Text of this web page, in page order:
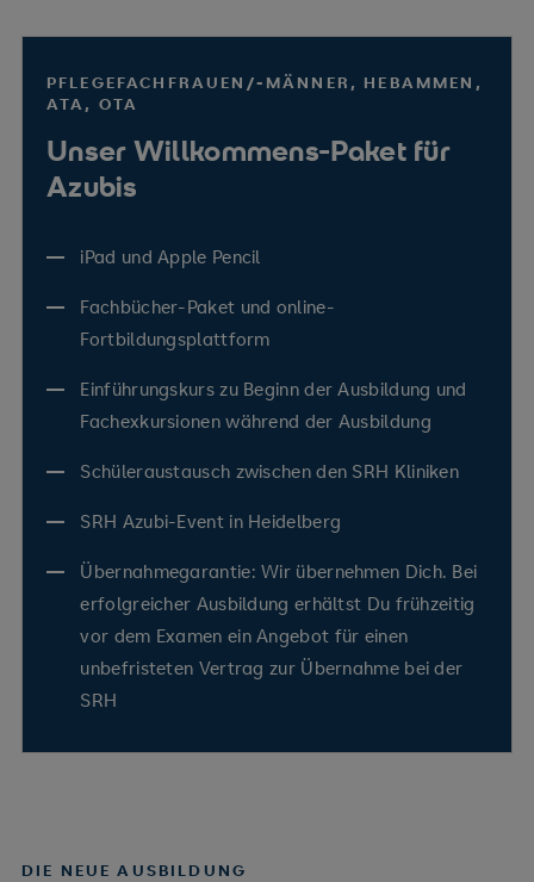
PFLEGEFACHFRAUEN/-MÄNNER, HEBAMMEN,
ATA, OTA
Unser Willkommens-Paket für
Azubis
iPad und Apple Pencil
Fachbücher-Paket und online-
Fortbildungsplattform
Einführungskurs zu Beginn der Ausbildung und
Fachexkursionen während der Ausbildung
Schüleraustausch zwischen den SRH Kliniken
SRH Azubi-Event in Heidelberg
Übernahmegarantie: Wir übernehmen Dich. Bei
erfolgreicher Ausbildung erhältst Du frühzeitig
vor dem Examen ein Angebot für einen
unbefristeten Vertrag zur Übernahme bei der
SRH
DIE NEUE AUSBILDUNG